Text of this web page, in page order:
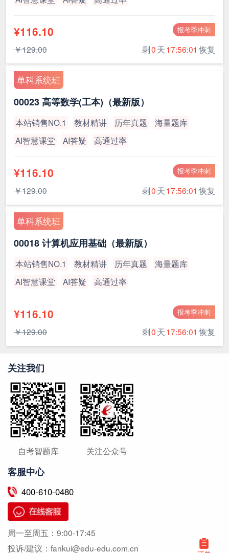
报考季冲刺
¥116.10
￥129.00 剩0天17:56:00 恢复
单科系统班
00023 高等数学(工本)（最新版）
本站销售NO.1 教材精讲 历年真题
海量题库
AI智慧课堂
AI答疑 高通过率
报考季冲刺
¥116.10
￥129.00 剩0天17:56:00 恢复
单科系统班
00018 计算机应用基础（最新版）
本站销售NO.1 教材精讲 历年真题
海量题库
AI智慧课堂
AI答疑 高通过率
报考季冲刺
¥116.10
￥129.00 剩0天17:56:00 恢复
关注我们
自考智题库 关注公众号
客服中心
400-610-0480
周一至周五： 9:00-17:45
投诉/建议： fankui@edu-edu.com.cn